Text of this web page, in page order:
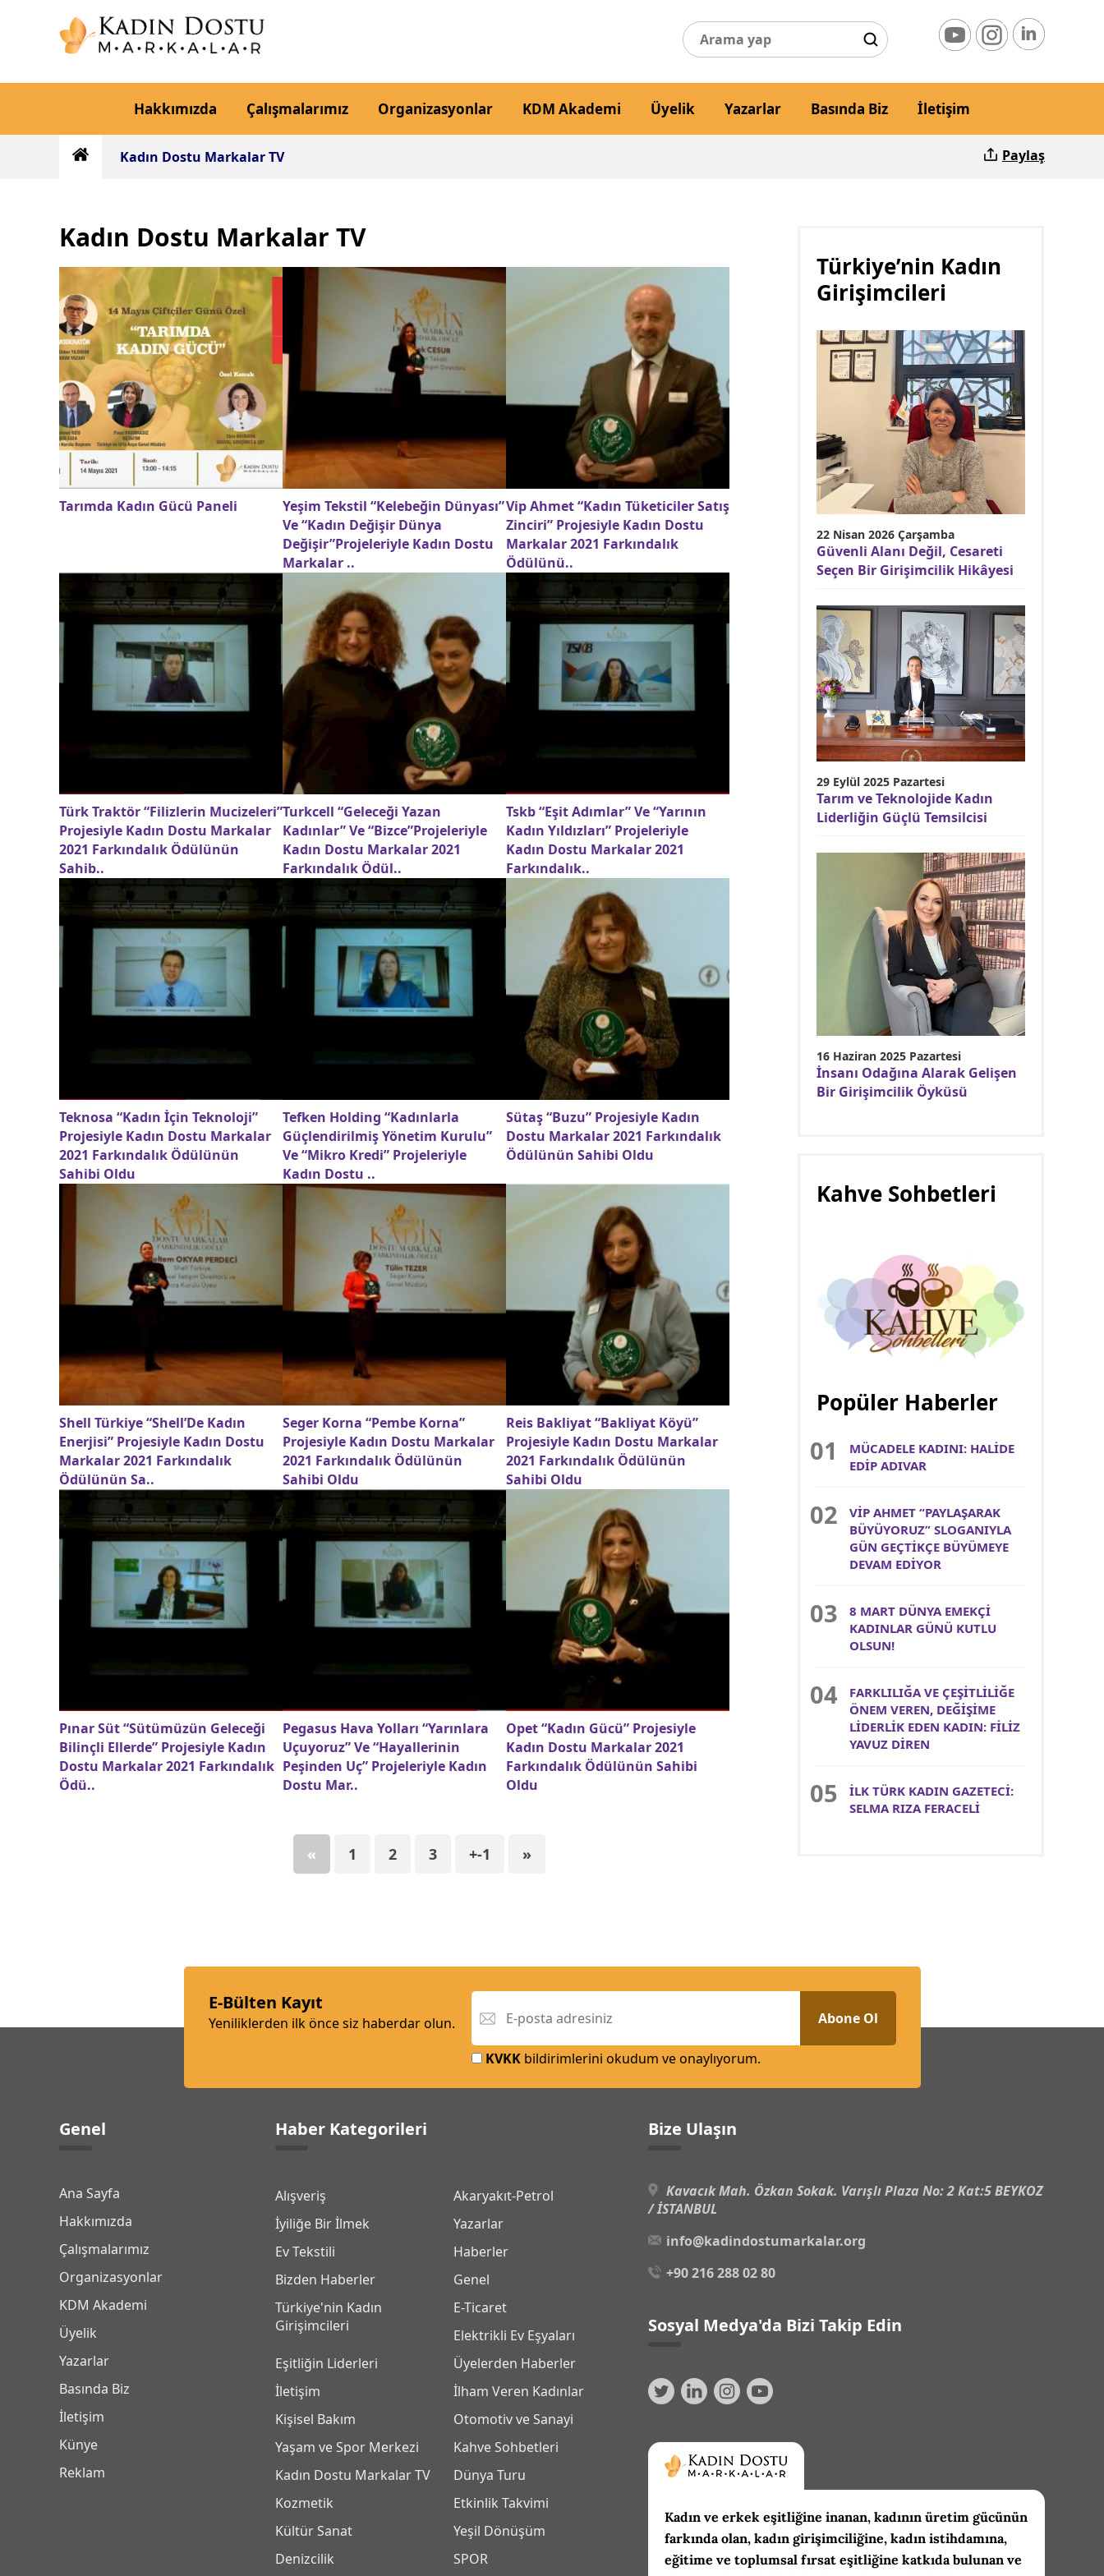
Hakkımızda Çalışmalarımız Organizasyonlar KDM Akademi Üyelik Yazarlar Basında Biz İletişim
Paylaş
Kadın Dostu Markalar TV
Kadın Dostu Markalar TV
Tarımda Kadın Gücü Paneli
Yeşim Tekstil “Kelebeğin Dünyası”
Ve “Kadın Değişir Dünya
Değişir”Projeleriyle Kadın Dostu
Markalar ..
Vip Ahmet “Kadın Tüketiciler Satış
Zinciri” Projesiyle Kadın Dostu
Markalar 2021 Farkındalık
Ödülünü..
Türk Traktör “Filizlerin Mucizeleri”
Projesiyle Kadın Dostu Markalar
2021 Farkındalık Ödülünün
Sahib..
Turkcell “Geleceği Yazan
Kadınlar” Ve “Bizce”Projeleriyle
Kadın Dostu Markalar 2021
Farkındalık Ödül..
Tskb “Eşit Adımlar” Ve “Yarının
Kadın Yıldızları” Projeleriyle
Kadın Dostu Markalar 2021
Farkındalık..
Teknosa “Kadın İçin Teknoloji”
Projesiyle Kadın Dostu Markalar
2021 Farkındalık Ödülünün
Sahibi Oldu
Tefken Holding “Kadınlarla
Güçlendirilmiş Yönetim Kurulu”
Ve “Mikro Kredi” Projeleriyle
Kadın Dostu ..
Sütaş “Buzu” Projesiyle Kadın
Dostu Markalar 2021 Farkındalık
Ödülünün Sahibi Oldu
Shell Türkiye “Shell’De Kadın
Enerjisi” Projesiyle Kadın Dostu
Markalar 2021 Farkındalık
Ödülünün Sa..
Seger Korna “Pembe Korna”
Projesiyle Kadın Dostu Markalar
2021 Farkındalık Ödülünün
Sahibi Oldu
Reis Bakliyat “Bakliyat Köyü”
Projesiyle Kadın Dostu Markalar
2021 Farkındalık Ödülünün
Sahibi Oldu
Pınar Süt “Sütümüzün Geleceği
Bilinçli Ellerde” Projesiyle Kadın
Dostu Markalar 2021 Farkındalık
Ödü..
Pegasus Hava Yolları “Yarınlara
Uçuyoruz” Ve “Hayallerinin
Peşinden Uç” Projeleriyle Kadın
Dostu Mar..
Opet “Kadın Gücü” Projesiyle
Kadın Dostu Markalar 2021
Farkındalık Ödülünün Sahibi
Oldu
« 1 2 3 +-1 »
Türkiye’nin Kadın
Girişimcileri
22 Nisan 2026 Çarşamba
Güvenli Alanı Değil, Cesareti
Seçen Bir Girişimcilik Hikâyesi
29 Eylül 2025 Pazartesi
Tarım ve Teknolojide Kadın
Liderliğin Güçlü Temsilcisi
16 Haziran 2025 Pazartesi
İnsanı Odağına Alarak Gelişen
Bir Girişimcilik Öyküsü
Kahve Sohbetleri
Popüler Haberler
MÜCADELE KADINI: HALİDE
EDİP ADIVAR
VİP AHMET “PAYLAŞARAK
BÜYÜYORUZ” SLOGANIYLA
GÜN GEÇTİKÇE BÜYÜMEYE
DEVAM EDİYOR
8 MART DÜNYA EMEKÇİ
KADINLAR GÜNÜ KUTLU
OLSUN!
FARKLILIĞA VE ÇEŞİTLİLİĞE
ÖNEM VEREN, DEĞİŞİME
LİDERLİK EDEN KADIN: FİLİZ
YAVUZ DİREN
İLK TÜRK KADIN GAZETECİ:
SELMA RIZA FERACELİ
E-Bülten Kayıt
Yeniliklerden ilk önce siz haberdar olun. Abone Ol
KVKKbildirimlerini okudum ve onaylıyorum.
Genel
Ana Sayfa
Hakkımızda
Çalışmalarımız
Organizasyonlar
KDM Akademi
Üyelik
Yazarlar
Basında Biz
İletişim
Künye
Reklam
Haber Kategorileri
Alışveriş
Akaryakıt-Petrol
İyiliğe Bir İlmek
Yazarlar
Ev Tekstili
Haberler
Bizden Haberler
Genel
Türkiye'nin Kadın
Girişimcileri
E-Ticaret
Elektrikli Ev Eşyaları
Eşitliğin Liderleri
Üyelerden Haberler
İletişim
İlham Veren Kadınlar
Kişisel Bakım
Otomotiv ve Sanayi
Yaşam ve Spor Merkezi
Kahve Sohbetleri
Kadın Dostu Markalar TV
Dünya Turu
Kozmetik
Etkinlik Takvimi
Kültür Sanat
Yeşil Dönüşüm
Denizcilik
SPOR
Bize Ulaşın
Kavacık Mah. Özkan Sokak. Varışlı Plaza No: 2 Kat:5 BEYKOZ
/ İSTANBUL
info@kadindostumarkalar.org
+90 216 288 02 80
Sosyal Medya'da Bizi Takip Edin
Kadın ve erkek eşitliğine inanan, kadının üretim gücünün
farkında olan, kadın girişimciliğine, kadın istihdamına,
eğitime ve toplumsal fırsat eşitliğine katkıda bulunan ve